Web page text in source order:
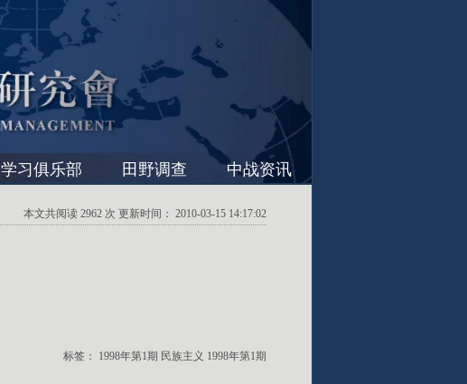
学习俱乐部 田野调查 中战资讯
本文共阅读 2962 次 更新时间： 2010-03-15 14:17:02
标签： 1998年第1期 民族主义 1998年第1期